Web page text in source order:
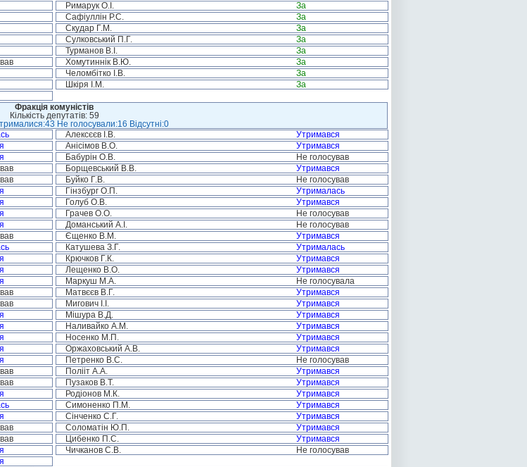
Римарук О.І.
За
Сафіуллін Р.С.
За
Скудар Г.М.
За
Сулковський П.Г.
За
Турманов В.І.
За
Хомутиннік В.Ю.
За
Челомбітко І.В.
За
Шкіря І.М.
За
Фракція комуністів
Кількість депутатів: 59
Не голосували:16 Відсутні:0
Алексєєв І.В.
Утримався
Анісімов В.О.
Утримався
Бабурін О.В.
Не голосував
Борщевський В.В.
Утримався
Буйко Г.В.
Не голосував
Гінзбург О.П.
Утрималась
Голуб О.В.
Утримався
Грачев О.О.
Не голосував
Доманський А.І.
Не голосував
Єщенко В.М.
Утримався
Катушева З.Г.
Утрималась
Крючков Г.К.
Утримався
Лещенко В.О.
Утримався
Маркуш М.А.
Не голосувала
Матвєєв В.Г.
Утримався
Мигович І.І.
Утримався
Мішура В.Д.
Утримався
Наливайко А.М.
Утримався
Носенко М.П.
Утримався
Оржаховський А.В.
Утримався
Петренко В.С.
Не голосував
Полііт А.А.
Утримався
Пузаков В.Т.
Утримався
Родіонов М.К.
Утримався
Симоненко П.М.
Утримався
Сінченко С.Г.
Утримався
Соломатін Ю.П.
Утримався
Цибенко П.С.
Утримався
Чичканов С.В.
Не голосував